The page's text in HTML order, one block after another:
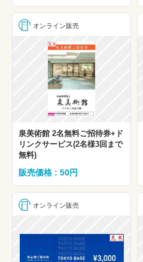
オンライン販売
泉美術館 2名無料ご招待券+ド
リンクサービス(2名様3回まで
無料)
販売価格 : 50円
オンライン販売